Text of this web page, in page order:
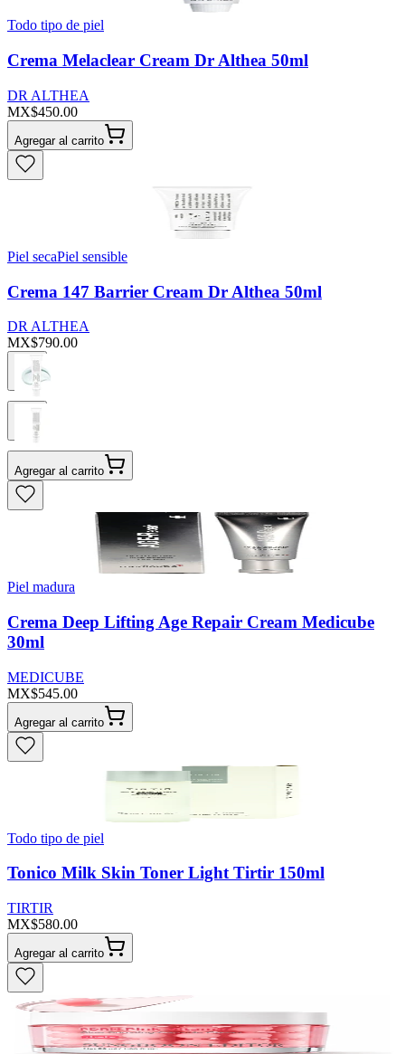
Todo tipo de piel
Crema Melaclear Cream Dr Althea 50ml
DR ALTHEA
MX$450.00
Agregar al carrito
Piel secaPiel sensible
Crema 147 Barrier Cream Dr Althea 50ml
DR ALTHEA
MX$790.00
Agregar al carrito
Piel madura
Crema Deep Lifting Age Repair Cream Medicube
30ml
MEDICUBE
MX$545.00
Agregar al carrito
Todo tipo de piel
Tonico Milk Skin Toner Light Tirtir 150ml
TIRTIR
MX$580.00
Agregar al carrito